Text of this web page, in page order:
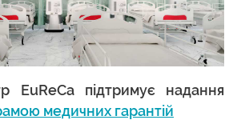
EuReCa підтримує надання
медичних гарантій